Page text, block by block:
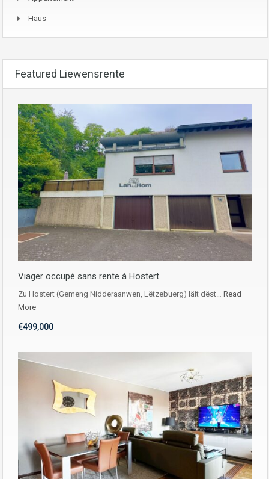
Haus
Featured Liewensrente
Viager occupé sans rente à Hostert
Zu Hostert (Gemeng Nidderaanwen, Lëtzebuerg) läit dëst… Read
More
€499,000